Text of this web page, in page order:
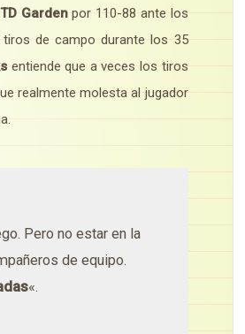
TD Gardenpor 110-88 ante los
de campo durante los 35
entiende que a veces los tiros
realmente molesta al jugador
Pero no estar en la
de equipo.
«.